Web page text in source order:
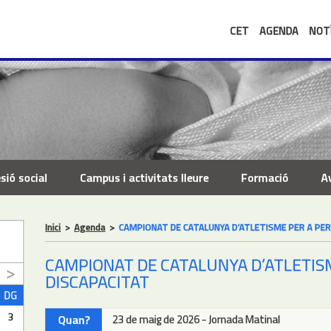
CET AGENDA
social Campus i activitats lleure Formació
DG
3
Inici > Agenda > CAMPIONAT DE CATALUNYA D’ATLETISME PER A
CAMPIONAT DE CATALUNYA
DISCAPACITAT
Quan? 23 de maig de 2026 - Jornada Matinal